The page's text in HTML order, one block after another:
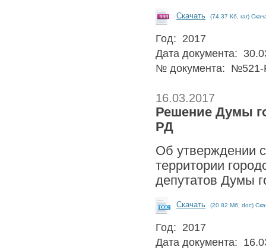
Скачать (74.37 Кб, rar)
Год: 2017
Дата документа:
№ документа:
16.03.2017
Решение Думы
РД
Об утверждении
территории
депутатов Думы
Скачать (20.82 Мб, doc)
Год: 2017
Дата документа: